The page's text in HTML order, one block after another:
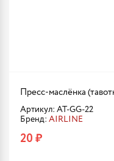
Пресс-маслёнка
Артикул: AT-GG-22
Бренд: AIRLINE
20 ₽